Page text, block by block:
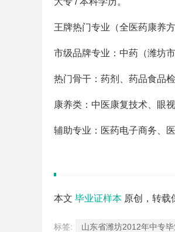
王牌热门专业（全医药康养方
市级品牌专业：中药（潍坊
热门骨干：药剂、药品食品
康养类：中医康复技术、眼
辅助专业：医药电子商务、医
本文 毕业证样本 原创，转载
标签: 山东省潍坊2012年中专